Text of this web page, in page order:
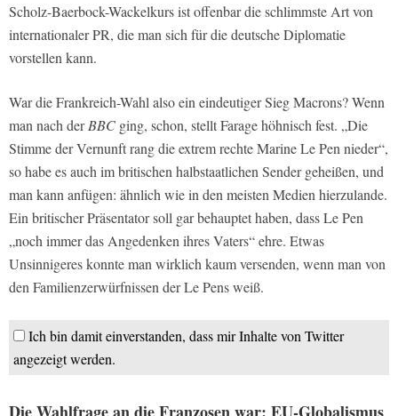
Scholz-Baerbock-Wackelkurs ist offenbar die schlimmste Art von
internationaler PR, die man sich für die deutsche Diplomatie
vorstellen kann.
War die Frankreich-Wahl also ein eindeutiger Sieg Macrons? Wenn
man nach derBBC ging, schon, stellt Farage höhnisch fest. „Die
Stimme der Vernunft rang die extrem rechte Marine Le Pen nieder“,
so habe es auch im britischen halbstaatlichen Sender geheißen, und
man kann anfügen: ähnlich wie in den meisten Medien hierzulande.
Ein britischer Präsentator soll gar behauptet haben, dass Le Pen
„noch immer das Angedenken ihres Vaters“ ehre. Etwas
Unsinnigeres konnte man wirklich kaum versenden, wenn man von
den Familienzerwürfnissen der Le Pens weiß.
Ich bin damit einverstanden, dass mir Inhalte von Twitter
angezeigt werden.
Die Wahlfrage an die Franzosen war: EU-Globalismus